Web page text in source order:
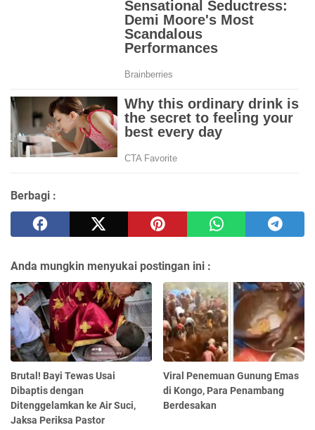
Berbagi :
Anda mungkin menyukai postingan ini :
Brutal! Bayi Tewas Usai
Dibaptis dengan
Ditenggelamkan ke Air Suci,
Jaksa Periksa Pastor
Viral Penemuan Gunung Emas
di Kongo, Para Penambang
Berdesakan